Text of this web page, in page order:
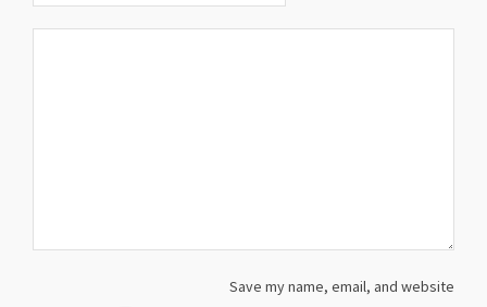
Save my name, email, and website